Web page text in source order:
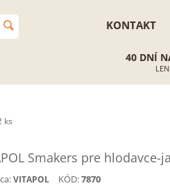
KONTAKT
40 DNÍ
ks
Smakers pre hlodavce-
VITAPOL KÓD:7870